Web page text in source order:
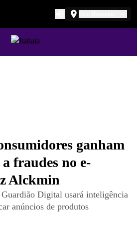
ganham
fraudes no e-
Alckmin
Digital usará inteligência
anúncios de produtos